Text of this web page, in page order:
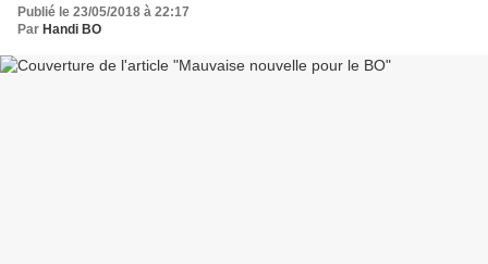
Publié le 23/05/2018 à 22:17
Par Handi BO